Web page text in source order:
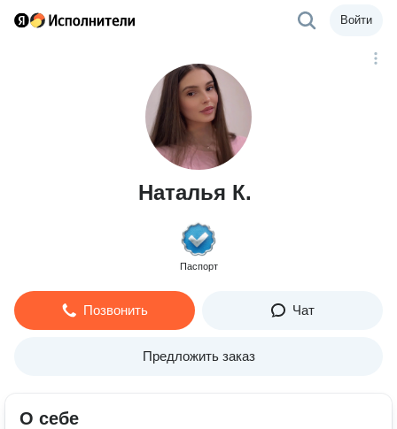
Войти
Наталья К.
Паспорт
Позвонить Чат
Предложить заказ
О себе